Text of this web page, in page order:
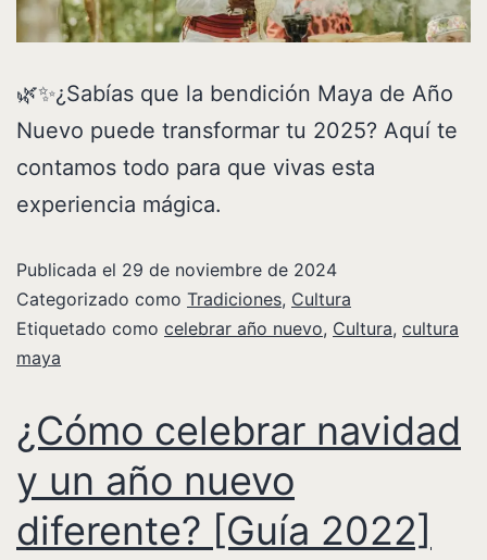
🌿✨¿Sabías que la bendición Maya de Año
Nuevo puede transformar tu 2025? Aquí te
contamos todo para que vivas esta
experiencia mágica.
Publicada el 29 de noviembre de 2024
Categorizado como Tradiciones, Cultura
Etiquetado como celebrar año nuevo, Cultura, cultura
maya
¿Cómo celebrar navidad
y un año nuevo
diferente? [Guía 2022]